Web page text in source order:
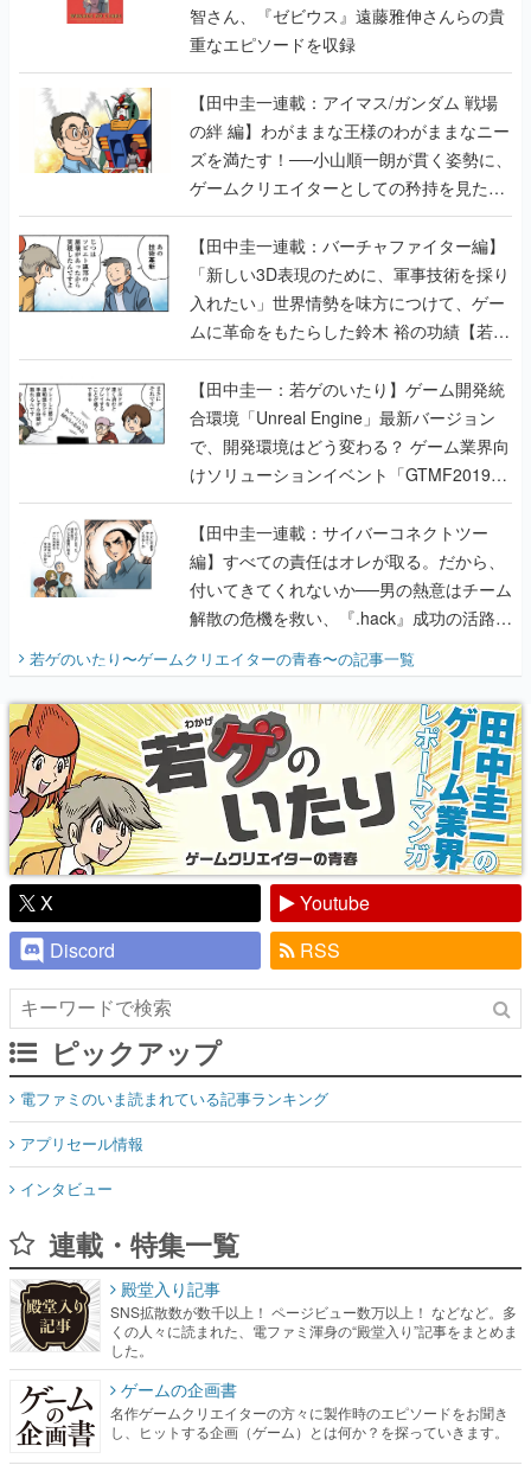
智さん、『ゼビウス』遠藤雅伸さんらの貴
重なエピソードを収録
【田中圭一連載：アイマス/ガンダム 戦場
の絆 編】わがままな王様のわがままなニー
ズを満たす！──小山順一朗が貫く姿勢に、
ゲームクリエイターとしての矜持を見た
【若ゲのいたり最終回】
【田中圭一連載：バーチャファイター編】
「新しい3D表現のために、軍事技術を採り
入れたい」世界情勢を味方につけて、ゲー
ムに革命をもたらした鈴木 裕の功績【若ゲ
のいたり】
【田中圭一：若ゲのいたり】ゲーム開発統
合環境「Unreal Engine」最新バージョン
で、開発環境はどう変わる？ ゲーム業界向
けソリューションイベント「GTMF2019」
に行って、より理解を深めよう【PR】
【田中圭一連載：サイバーコネクトツー
編】すべての責任はオレが取る。だから、
付いてきてくれないか──男の熱意はチーム
解散の危機を救い、『.hack』成功の活路を
『少年ジャンプ』色だった【若ゲのいた
り】
若ゲのいたり〜ゲームクリエイターの青春〜の記事一覧
X
Youtube
Discord
RSS
ピックアップ
電ファミのいま読まれている記事ランキング
アプリセール情報
インタビュー
連載・特集一覧
殿堂入り記事
SNS拡散数が数千以上！ ページビュー数万以上！ などなど。多
くの人々に読まれた、電ファミ渾身の“殿堂入り”記事をまとめま
した。
ゲームの企画書
名作ゲームクリエイターの方々に製作時のエピソードをお聞き
し、ヒットする企画（ゲーム）とは何か？を探っていきます。